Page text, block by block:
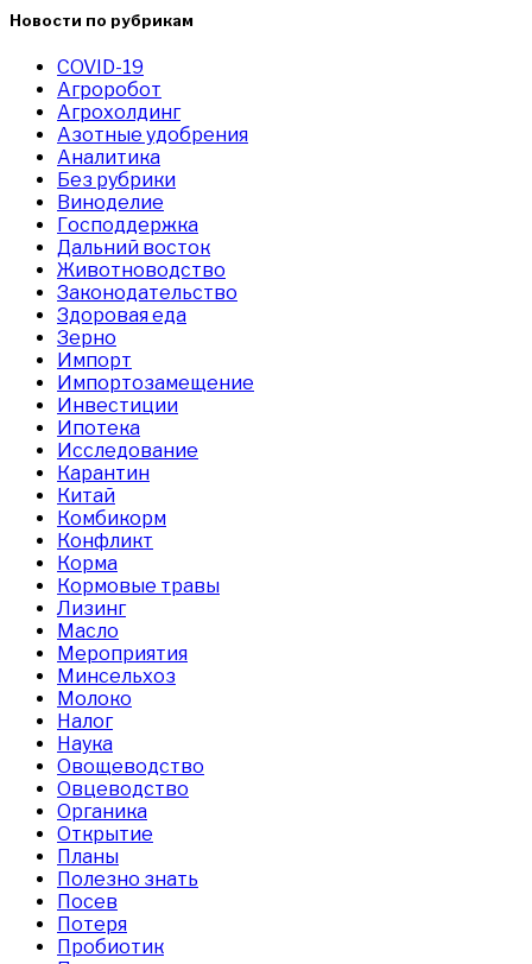
Новости по рубрикам
COVID-19
Агроробот
Агрохолдинг
Азотные удобрения
Аналитика
Без рубрики
Виноделие
Господдержка
Дальний восток
Животноводство
Законодательство
Здоровая еда
Зерно
Импорт
Импортозамещение
Инвестиции
Ипотека
Исследование
Карантин
Китай
Комбикорм
Конфликт
Корма
Кормовые травы
Лизинг
Масло
Мероприятия
Минсельхоз
Молоко
Налог
Наука
Овощеводство
Овцеводство
Органика
Открытие
Планы
Полезно знать
Посев
Потеря
Пробиотик